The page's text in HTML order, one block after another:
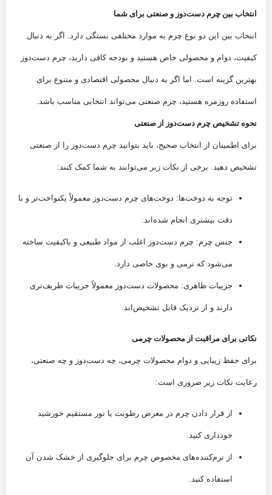
انتخاب بین چرم دست‌دوز و صنعتی برای شما
انتخاب بین این دو نوع چرم به موارد مختلفی بستگی دارد. اگر به دنبال
کیفیت، دوام و محصولی خاص هستید و بودجه کافی دارید، چرم دست‌دوز
بهترین گزینه است. اما اگر به دنبال محصولی اقتصادی و متنوع برای
استفاده روزمره هستید، چرم صنعتی می‌تواند انتخابی مناسب باشد.
نحوه تشخیص چرم دست‌دوز از صنعتی
برای اطمینان از انتخاب صحیح، باید بتوانید چرم دست‌دوز را از صنعتی
تشخیص دهید. برخی از نکات زیر می‌توانند به شما کمک کنند:
توجه به دوخت‌ها: دوخت‌های چرم دست‌دوز معمولاً یکنواخت‌تر و با
دقت بیشتری انجام شده‌اند.
جنس چرم: چرم دست‌دوز اغلب از مواد طبیعی و باکیفیت ساخته
می‌شود که نرمی و بوی خاصی دارد.
جزییات ظاهری: محصولات دست‌دوز معمولاً جزییات ظریف‌تری
دارند و از نزدیک قابل تشخیص‌اند.
نکاتی برای مراقبت از محصولات چرمی
برای حفظ زیبایی و دوام محصولات چرمی، چه دست‌دوز و چه صنعتی،
رعایت نکات زیر ضروری است:
از قرار دادن چرم در معرض رطوبت یا نور مستقیم خورشید
خودداری کنید.
از نرم‌کننده‌های مخصوص چرم برای جلوگیری از خشک شدن آن
استفاده کنید.